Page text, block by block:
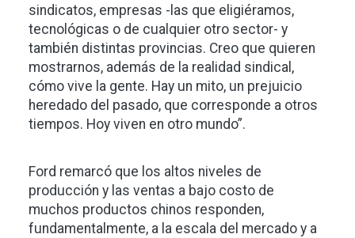
sindicatos, empresas -las que eligiéramos,
tecnológicas o de cualquier otro sector- y
también distintas provincias. Creo que quieren
mostrarnos, además de la realidad sindical,
cómo vive la gente. Hay un mito, un prejuicio
heredado del pasado, que corresponde a otros
tiempos. Hoy viven en otro mundo”.
Ford remarcó que los altos niveles de
producción y las ventas a bajo costo de
muchos productos chinos responden,
fundamentalmente, a la escala del mercado y a